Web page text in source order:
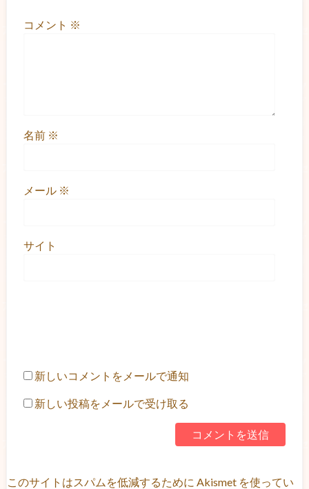
コメント ※
名前 ※
メール ※
サイト
新しいコメントをメールで通知
新しい投稿をメールで受け取る
このサイトはスパムを低減するために Akismet を使ってい